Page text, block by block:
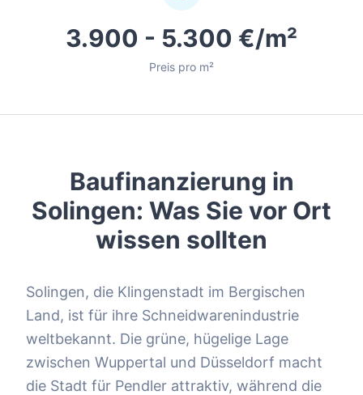
3.900 - 5.300 €/m²
Preis pro m²
Baufinanzierung in
Solingen: Was Sie vor Ort
wissen sollten
Solingen, die Klingenstadt im Bergischen
Land, ist für ihre Schneidwarenindustrie
weltbekannt. Die grüne, hügelige Lage
zwischen Wuppertal und Düsseldorf macht
die Stadt für Pendler attraktiv, während die